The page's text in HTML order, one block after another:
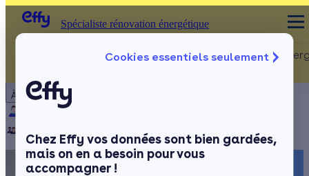
Cookies essentiels seulement
Chez Effy vos données sont bien gardées,
mais on en a besoin pour vous
accompagner !
À propos
Notre équipe
Rejoignez-nous Presse
Spécialiste rénovation énergétique Rénovation
Murs
Spécialiste rénovation énergétique